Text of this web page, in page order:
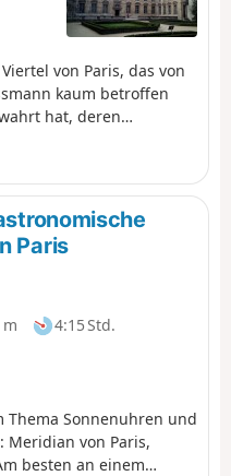
von Paris, das von
kaum betroffen
hat, deren
Die vorgeschlagene
und Gärten und
Kulturerbe zu
den Carreau du
die Gärten der
und das Hôtel
Paris
4:15 Std.
Sonnenuhren und
Meridian von Paris,
besten an einem